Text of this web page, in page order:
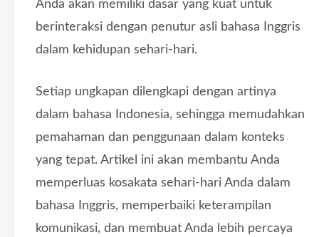
Anda akan memiliki dasar yang kuat untuk
berinteraksi dengan penutur asli bahasa Inggris
dalam kehidupan sehari-hari.
Setiap ungkapan dilengkapi dengan artinya
dalam bahasa Indonesia, sehingga memudahkan
pemahaman dan penggunaan dalam konteks
yang tepat. Artikel ini akan membantu Anda
memperluas kosakata sehari-hari Anda dalam
bahasa Inggris, memperbaiki keterampilan
komunikasi, dan membuat Anda lebih percaya